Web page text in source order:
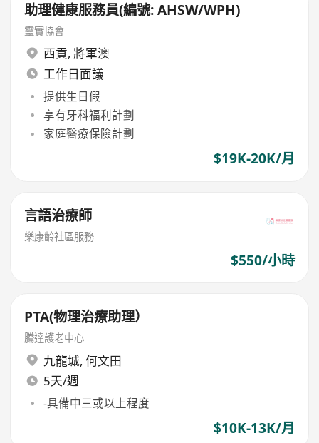
助理健康服務員(編號: AHSW/WPH)
靈實協會
西貢, 將軍澳
工作日面議
提供生日假
享有牙科福利計劃
家庭醫療保險計劃
$19K-20K/月
言語治療師
樂康齡社區服務
$550/小時
PTA(物理治療助理）
騰達護老中心
九龍城, 何文田
5天/週
-具備中三或以上程度
$10K-13K/月